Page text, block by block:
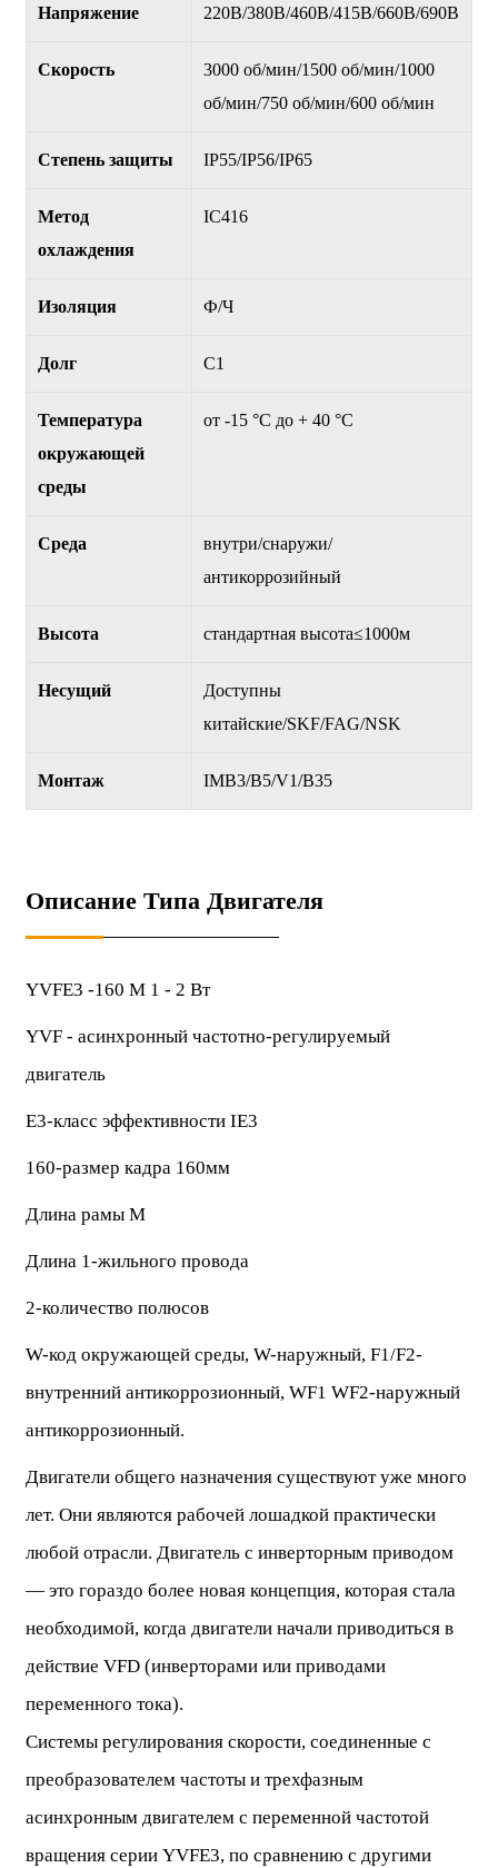
Напряжение 220В/380В/460В/415В/660В/690В
Скорость
3000 об/мин/1500 об/мин/1000
об/мин/750 об/мин/600 об/мин
Степень защиты IP55/IP56/IP65
Метод
охлаждения
IC416
Изоляция Ф/Ч
Долг С1
Температура
окружающей
среды
от -15 °С до + 40 °С
Среда
внутри/снаружи/
антикоррозийный
Высота стандартная высота≤1000м
Несущий
Доступны
китайские/SKF/FAG/NSK
Монтаж IMB3/B5/V1/B35
Описание Типа Двигателя
YVFE3 -160 М 1 - 2 Вт
YVF - асинхронный частотно-регулируемый
двигатель
E3-класс эффективности IE3
160-размер кадра 160мм
Длина рамы М
Длина 1-жильного провода
2-количество полюсов
W-код окружающей среды, W-наружный, F1/F2-
внутренний антикоррозионный, WF1 WF2-наружный
антикоррозионный.
Двигатели общего назначения существуют уже много
лет. Они являются рабочей лошадкой практически
любой отрасли. Двигатель с инверторным приводом
— это гораздо более новая концепция, которая стала
необходимой, когда двигатели начали приводиться в
действие VFD (инверторами или приводами
переменного тока).
Системы регулирования скорости, соединенные с
преобразователем частоты и трехфазным
асинхронным двигателем с переменной частотой
вращения серии YVFE3, по сравнению с другими